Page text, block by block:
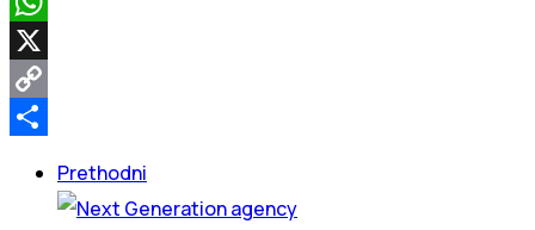
WhatsApp
X
Copy
Prethodni